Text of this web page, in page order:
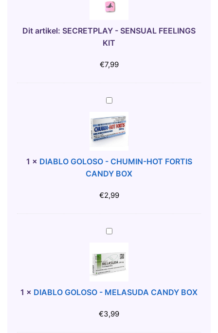
R
T
P
A
S
N
S
L
E
L
I
S
K
T
Dit artikel: SECRETPLAY - SENSUAL FEELINGS
KIT
€7,99
D
A
B
O
G
L
O
C
H
U
M
N
1 × DIABLO GOLOSO - CHUMIN-HOT FORTIS
CANDY BOX
€2,99
D
A
B
O
O
1 × DIABLO GOLOSO - MELASUDA CANDY BOX
€3,99